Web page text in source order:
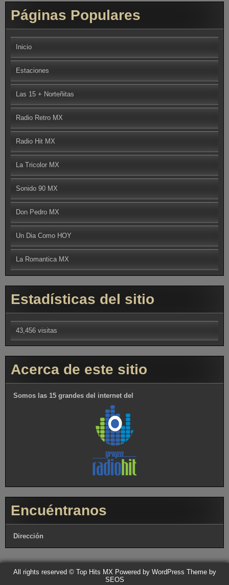
Páginas Populares
Inicio
Estaciones
Las 15 + Norteñitas
Radio Retro MX
Radio Hit MX
La Tricolor MX
Sonido 90 MX
Don Pedro MX
Un Dia Como HOY
La Romantica MX
Estadísticas del sitio
43,456 visitas
Acerca de este sitio
Somos las 15 grandes del internet del
Encuéntranos
Dirección
All rights reserved © Top Hits MX Powered by WordPress Theme by
SEOS